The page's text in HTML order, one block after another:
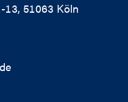
13, 51063 Köln